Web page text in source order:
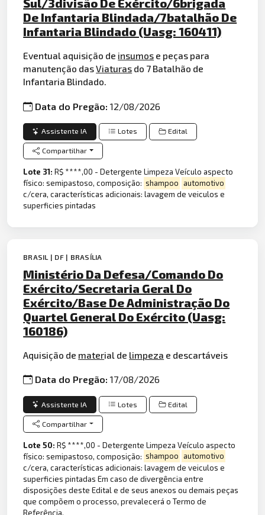
Sul/3divisão De Exército/6brigada
De Infantaria Blindada/7batalhão De
Infantaria Blindado (Uasg: 160411)
Eventual aquisição de insumos e peças para
manutenção dasViaturas do 7 Batalhão de
Infantaria Blindado.
Data do Pregão:12/08/2026
Assistente IA Lotes Edital
Compartilhar
Lote 31:R$ ****,00 - Detergente Limpeza Veículo aspecto
físico: semipastoso, composição: shampoo automotivo
c/cera, características adicionais: lavagem de veiculos e
superficies pintadas
BRASIL | DF | BRASÍLIA
Ministério Da Defesa/Comando Do
Exército/Secretaria Geral Do
Exército/Base De Administração Do
Quartel General Do Exército (Uasg:
160186)
Aquisição de material de limpeza e descartáveis
Data do Pregão:17/08/2026
Assistente IA Lotes Edital
Compartilhar
Lote 50:R$ ****,00 - Detergente Limpeza Veículo aspecto
físico: semipastoso, composição: shampoo automotivo
c/cera, características adicionais: lavagem de veiculos e
superficies pintadas Em caso de divergência entre
disposições deste Edital e de seus anexos ou demais peças
que compõem o processo, prevalecerá o Termo de
Referência.